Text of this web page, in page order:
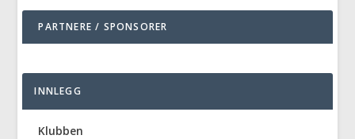
PARTNERE / SPONSORER
INNLEGG
Klubben